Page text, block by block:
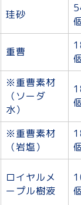
珪砂
重曹
※重曹素材
（ソーダ
水）
※重曹素材
（岩塩）
ロイヤルメ
ープル樹液